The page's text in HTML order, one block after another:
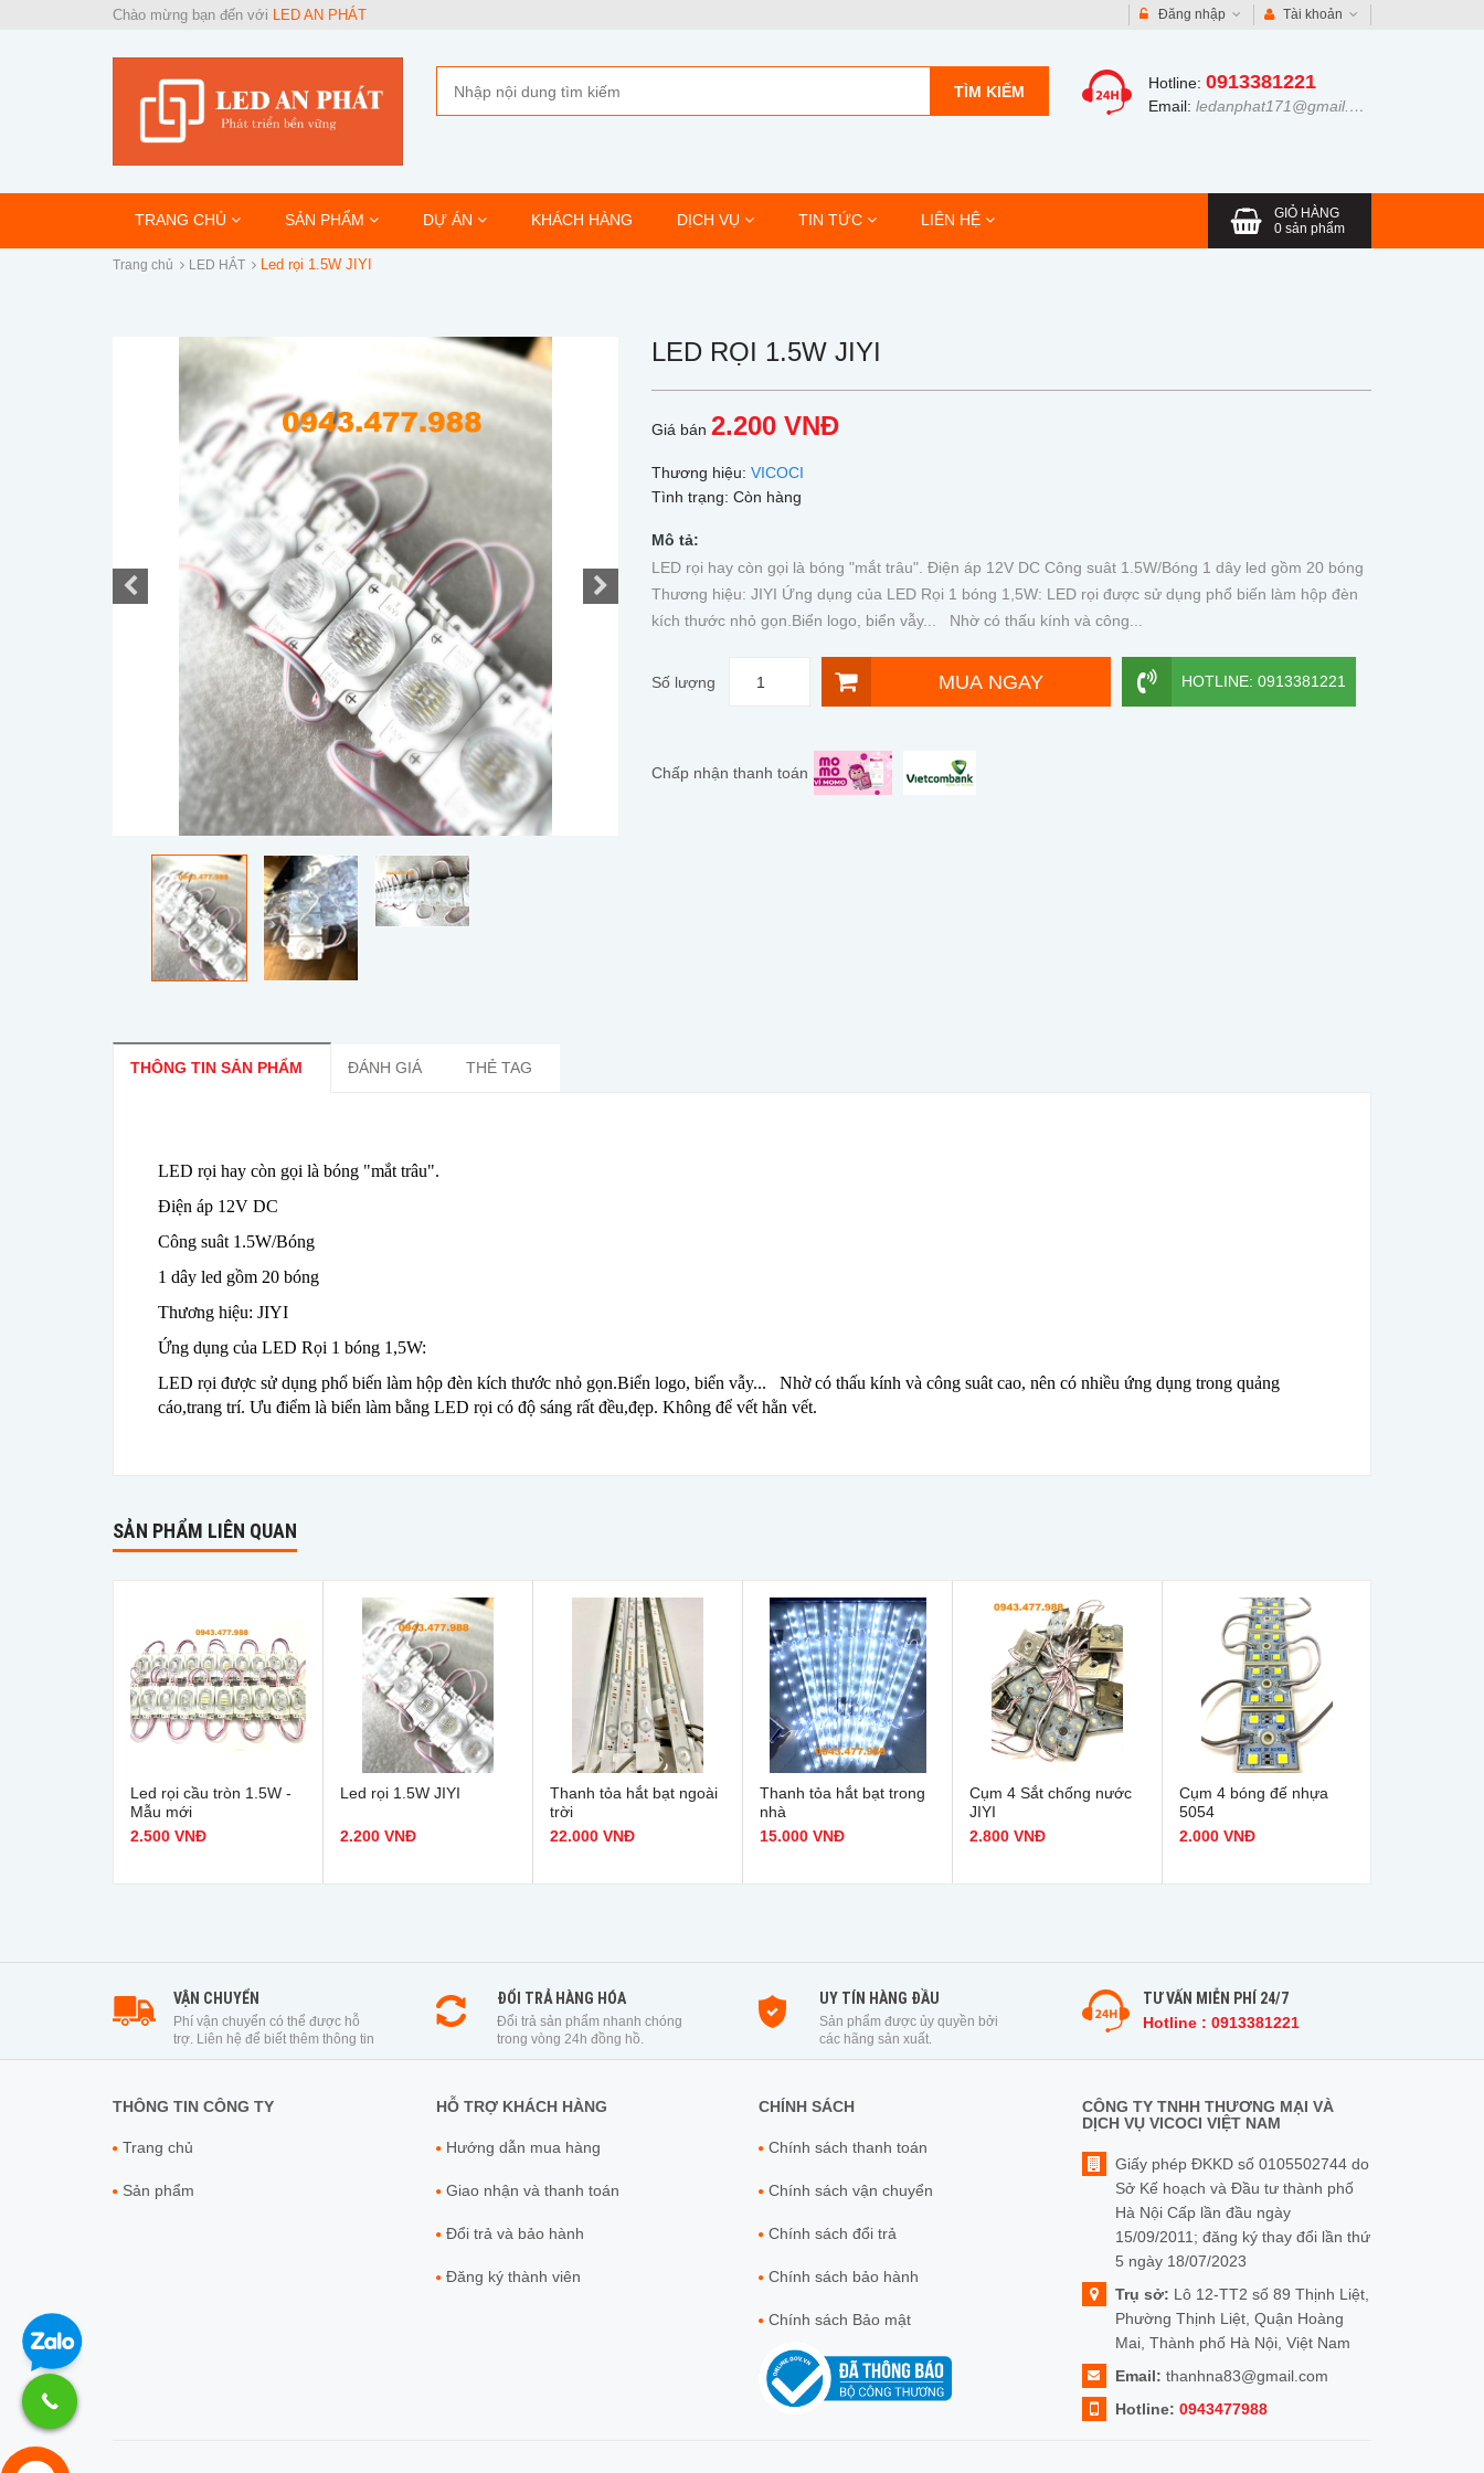
Chào mừng bạn đến với LED AN PHÁT Đăng nhập Tài khoản
Hotline: 0913381221
Email: ledanphat171@gmail.com
TÌM KIẾM
TRANG CHỦ SẢN PHẨM DỰ ÁN KHÁCH HÀNG DỊCH VỤ TIN TỨC LIÊN HỆ
GIỎ HÀNG
0 sản phẩm
Trang chủ LED HẮT Led rọi 1.5W JIYI
LED RỌI 1.5W JIYI
Giá bán 2.200 VNĐ
Thương hiệu: VICOCI
Tình trạng: Còn hàng
Mô tả:
LED rọi hay còn gọi là bóng "mắt trâu". Điện áp 12V DC Công suât 1.5W/Bóng 1 dây led gồm 20 bóng
Thương hiệu: JIYI Ứng dụng của LED Rọi 1 bóng 1,5W: LED rọi được sử dụng phổ biến làm hộp đèn
kích thước nhỏ gọn.Biển logo, biển vẫy... Nhờ có thấu kính và công...
Số lượng MUA NGAY HOTLINE: 0913381221
Chấp nhận thanh toán
THÔNG TIN SẢN PHẨM ĐÁNH GIÁ THẺ TAG
LED rọi hay còn gọi là bóng "mắt trâu".
Điện áp 12V DC
Công suât 1.5W/Bóng
1 dây led gồm 20 bóng
Thương hiệu: JIYI
Ứng dụng của LED Rọi 1 bóng 1,5W:
LED rọi được sử dụng phổ biến làm hộp đèn kích thước nhỏ gọn.Biển logo, biển vẫy... Nhờ có thấu kính và công suât cao, nên có nhiều ứng dụng trong quảng
cáo,trang trí. Ưu điểm là biển làm bằng LED rọi có độ sáng rất đều,đẹp. Không để vết hằn vết.
SẢN PHẨM LIÊN QUAN
Led rọi cầu tròn 1.5W -
Mẫu mới
2.500 VNĐ
Led rọi 1.5W JIYI
2.200 VNĐ
Thanh tỏa hắt bạt ngoài
trời
22.000 VNĐ
Thanh tỏa hắt bạt trong
nhà
15.000 VNĐ
Cụm 4 Sắt chống nước
JIYI
2.800 VNĐ
Cụm 4 bóng đế nhựa
5054
2.000 VNĐ
VẬN CHUYỂN
Phí vận chuyển có thể được hỗ
trợ. Liên hệ để biết thêm thông tin
ĐỔI TRẢ HÀNG HÓA
Đổi trả sản phẩm nhanh chóng
trong vòng 24h đồng hồ.
UY TÍN HÀNG ĐẦU
Sản phẩm được ủy quyền bởi
các hãng sản xuất.
TƯ VẤN MIỄN PHÍ 24/7
Hotline : 0913381221
THÔNG TIN CÔNG TY
Trang chủ
Sản phẩm
HỖ TRỢ KHÁCH HÀNG
Hướng dẫn mua hàng
Giao nhận và thanh toán
Đổi trả và bảo hành
Đăng ký thành viên
CHÍNH SÁCH
Chính sách thanh toán
Chính sách vận chuyển
Chính sách đổi trả
Chính sách bảo hành
Chính sách Bảo mật
CÔNG TY TNHH THƯƠNG MẠI VÀ
DỊCH VỤ VICOCI VIỆT NAM
Giấy phép ĐKKD số 0105502744 do
Sở Kế hoạch và Đầu tư thành phố
Hà Nội Cấp lần đầu ngày
15/09/2011; đăng ký thay đổi lần thứ
5 ngày 18/07/2023
Trụ sở: Lô 12-TT2 số 89 Thịnh Liệt,
Phường Thịnh Liệt, Quận Hoàng
Mai, Thành phố Hà Nội, Việt Nam
Email: thanhna83@gmail.com
Hotline: 0943477988